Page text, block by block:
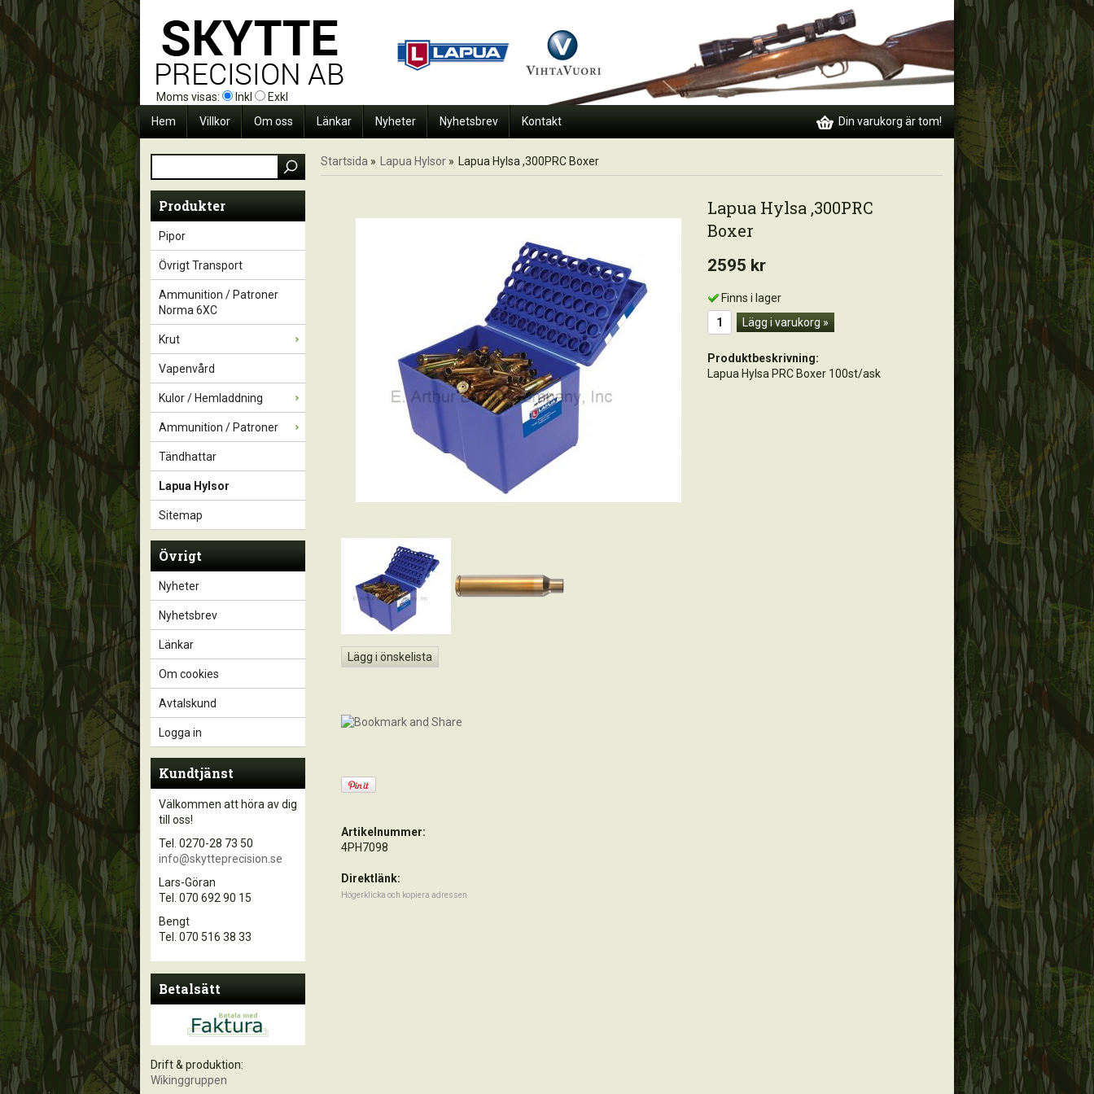
Moms visas: Inkl
Exkl
Hem
Villkor Om oss Länkar Nyheter Nyhetsbrev Kontakt Din varukorg är tom!
Produkter
Pipor
Övrigt Transport
Ammunition / Patroner
Norma 6XC
Krut
Vapenvård
Kulor / Hemladdning
Ammunition / Patroner
Tändhattar
Lapua Hylsor
Sitemap
Övrigt
Nyheter
Nyhetsbrev
Länkar
Om cookies
Avtalskund
Logga in
Kundtjänst
Välkommen att höra av dig
till oss!
Tel. 0270-28 73 50
info@skytteprecision.se
Lars-Göran
Tel. 070 692 90 15
Bengt
Tel. 070 516 38 33
Betalsätt
Drift & produktion:
Wikinggruppen
Startsida » Lapua Hylsor » Lapua Hylsa ,300PRC Boxer
Lägg i önskelista
Artikelnummer:
4PH7098
Direktlänk:
Högerklicka och kopiera adressen
Lapua Hylsa ,300PRC
Boxer
2595 kr
Finns i lager
Lägg i varukorg »
Produktbeskrivning:
Lapua Hylsa PRC Boxer 100st/ask